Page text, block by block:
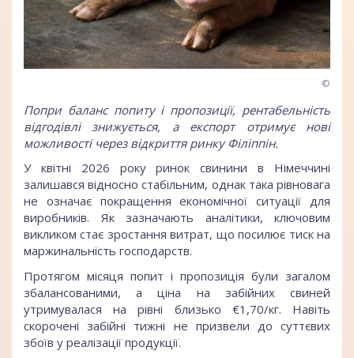
©
Попри баланс попиту і пропозиції, рентабельність
відгодівлі знижується, а експорт отримує нові
можливості через відкриття ринку Філіппін.
У квітні 2026 року ринок свинини в Німеччині
залишався відносно стабільним, однак така рівновага
не означає покращення економічної ситуації для
виробників. Як зазначають аналітики, ключовим
викликом стає зростання витрат, що посилює тиск на
маржинальність господарств.
Протягом місяця попит і пропозиція були загалом
збалансованими, а ціна на забійних свиней
утримувалася на рівні близько €1,70/кг. Навіть
скорочені забійні тижні не призвели до суттєвих
збоїв у реалізації продукції.